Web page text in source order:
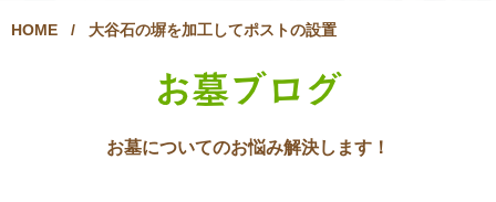
HOME / 大谷石の塀を加工してポストの設置
お墓ブログ
お墓についてのお悩み解決します！